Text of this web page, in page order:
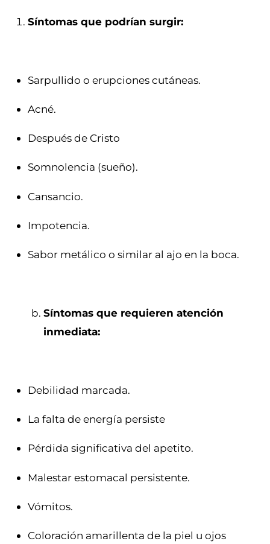
Síntomas que podrían surgir:
Sarpullido o erupciones cutáneas.
Acné.
Después de Cristo
Somnolencia (sueño).
Cansancio.
Impotencia.
Sabor metálico o similar al ajo en la boca.
Síntomas que requieren atención
inmediata:
Debilidad marcada.
La falta de energía persiste
Pérdida significativa del apetito.
Malestar estomacal persistente.
Vómitos.
Coloración amarillenta de la piel u ojos